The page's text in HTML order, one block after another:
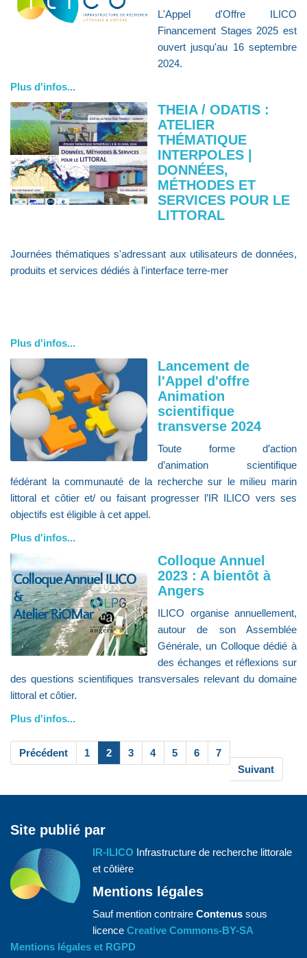
L'Appel d'Offre ILICO
Financement Stages 2025 est
ouvert jusqu'au 16 septembre
2024.
Plus d'infos...
THEIA / ODATIS :
ATELIER
THÉMATIQUE
INTERPOLES |
DONNÉES,
MÉTHODES ET
SERVICES POUR LE
LITTORAL
Journées thématiques s'adressant aux utilisateurs de données,
produits et services dédiés à l'interface terre-mer
Plus d'infos...
Lancement de
l'Appel d'offre
Animation
scientifique
transverse 2024
Toute forme d’action
d’animation scientifique
fédérant la communauté de la recherche sur le milieu marin
littoral et côtier et/ ou faisant progresser l’IR ILICO vers ses
objectifs est éligible à cet appel.
Plus d'infos...
Colloque Annuel
2023 : A bientôt à
Angers
ILICO organise annuellement,
autour de son Assemblée
Générale, un Colloque dédié à
des échanges et réflexions sur
des questions scientifiques transversales relevant du domaine
littoral et côtier.
Plus d'infos...
Précédent 1 2 3 4 5 6
7
Suivant
Site publié par
IR-ILICO Infrastructure de recherche littorale
et côtière
Mentions légales
Sauf mention contraire Contenus sous
licence Creative Commons-BY-SA
Mentions légales et RGPD